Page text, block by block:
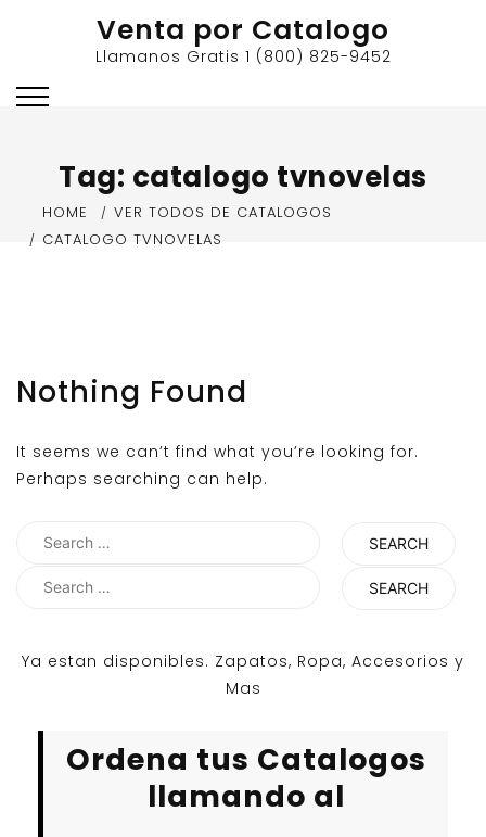
Venta por Catalogo
Llamanos Gratis 1 (800) 825-9452
Tag: catalogo tvnovelas
HOME
VER TODOS DE CATALOGOS
CATALOGO TVNOVELAS
Nothing Found
It seems we can’t find what you’re looking for.
Perhaps searching can help.
Search
Search
Ya estan disponibles. Zapatos, Ropa, Accesorios y
Mas
Ordena tus Catalogos
llamando al